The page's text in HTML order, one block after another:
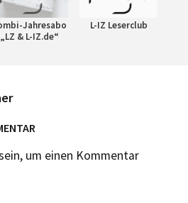
Jahresabo
„LZ & L-IZ.de“
L-IZ Leserclub
um einen Kommentar